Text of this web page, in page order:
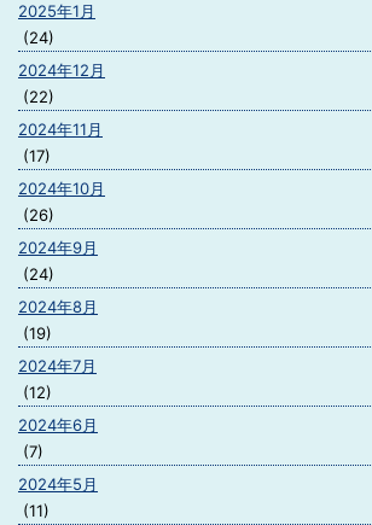
2025年1月
(24)
2024年12月
(22)
2024年11月
(17)
2024年10月
(26)
2024年9月
(24)
2024年8月
(19)
2024年7月
(12)
2024年6月
(7)
2024年5月
(11)